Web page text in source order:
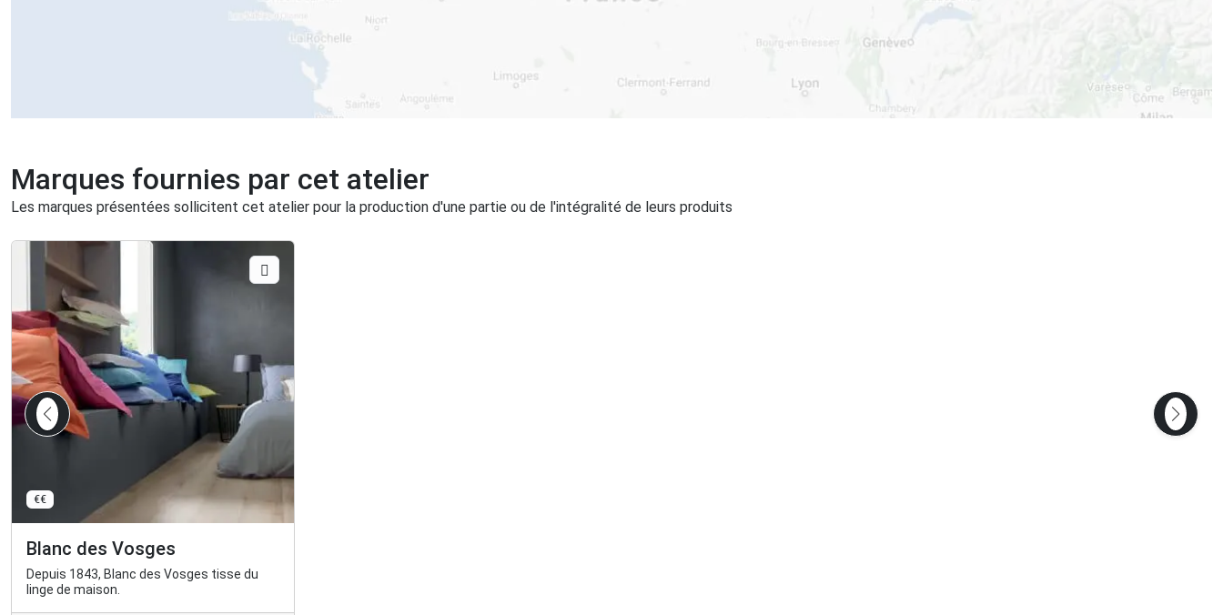
Marques fournies par cet atelier
Les marques présentées sollicitent cet atelier pour la production d'une partie ou de l'intégralité de leurs produits
€€
Blanc des Vosges
Depuis 1843, Blanc des Vosges tisse du
linge de maison.